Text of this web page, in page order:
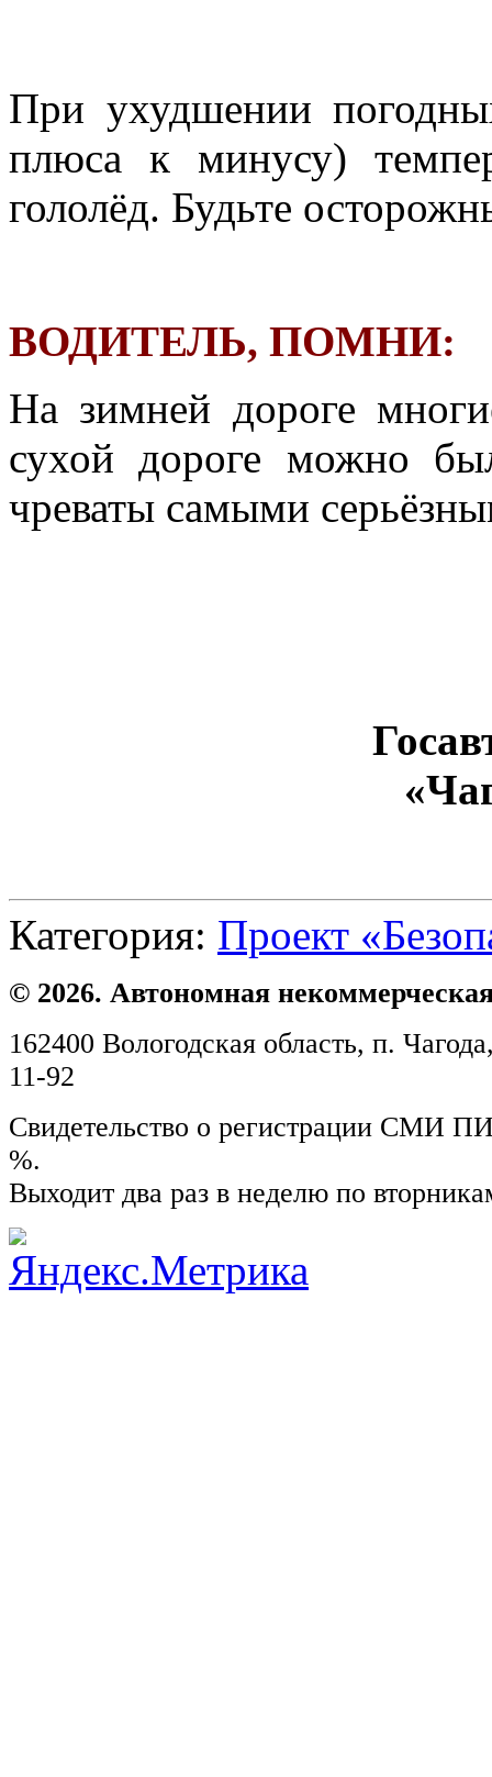
При ухудшении
плюса к минусу)
гололёд. Будьте
ВОДИТЕЛЬ, ПОМНИ:
На зимней дороге
сухой дороге можно
чреваты самыми
Категория: Проект
© 2026. Автономная
162400 Вологодская область, п.
11-92
Свидетельство о регистрации СМИ
%.
Выходит два раз в неделю по